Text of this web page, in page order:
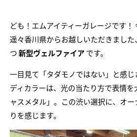
ども！エムアイティーガレージです！
遥々香川県からお越しいただきまし
つ新型ヴェルファイア です。
一目見て「タダモノではない」と感
ディカラーは、光の当たり方で表情
ャスメタル」。この渋い選択に、オ
りを感じます。